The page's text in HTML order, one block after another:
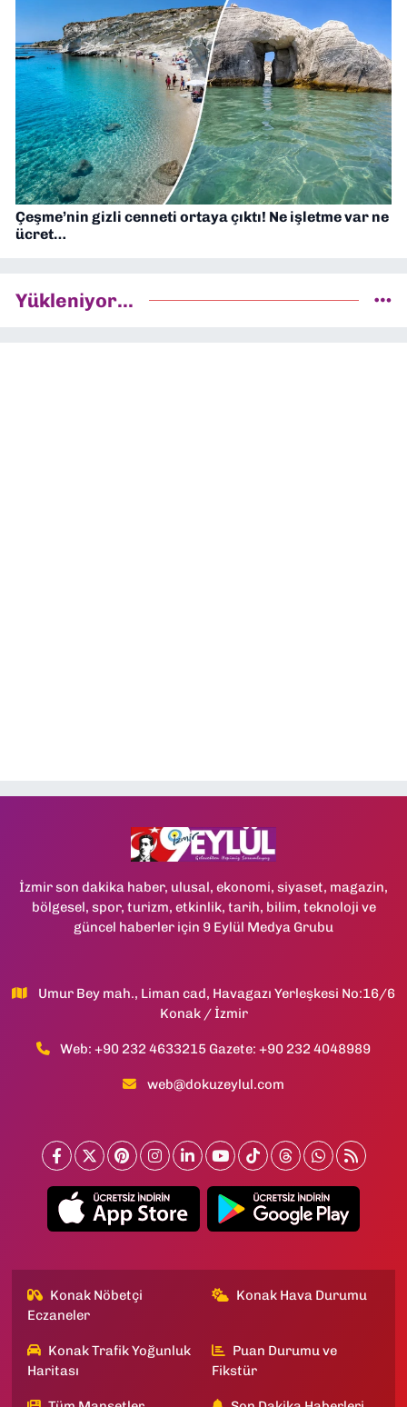
Çeşme’nin gizli cenneti ortaya çıktı! Ne işletme var ne
ücret…
Yükleniyor...
İzmir son dakika haber, ulusal, ekonomi, siyaset, magazin,
bölgesel, spor, turizm, etkinlik, tarih, bilim, teknoloji ve
güncel haberler için 9 Eylül Medya Grubu
Umur Bey mah., Liman cad, Havagazı Yerleşkesi No:16/6
Konak / İzmir
Web: +90 232 4633215 Gazete: +90 232 4048989
web@dokuzeylul.com
Konak Nöbetçi
Eczaneler
Konak Hava Durumu
Konak Trafik Yoğunluk
Haritası
Puan Durumu ve
Fikstür